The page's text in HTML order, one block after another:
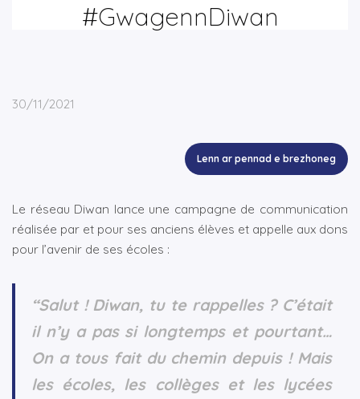
#GwagennDiwan
30/11/2021
Lenn ar pennad e brezhoneg
Le réseau Diwan lance une campagne de communication
réalisée par et pour ses anciens élèves et appelle aux dons
pour l’avenir de ses écoles :
“Salut ! Diwan, tu te rappelles ? C’était
il n’y a pas si longtemps et pourtant…
On a tous fait du chemin depuis ! Mais
les écoles, les collèges et les lycées